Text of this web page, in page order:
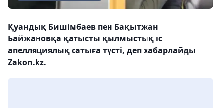
Қуандық Бишімбаев пен Бақытжан
Байжановқа қатысты қылмыстық іс
апелляциялық сатыға түсті, деп хабарлайды
Zakon.kz.